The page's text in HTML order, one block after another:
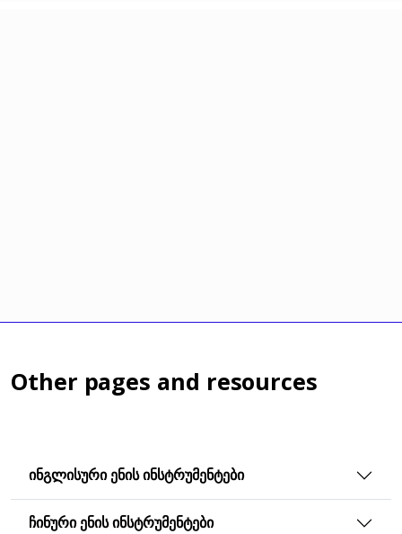
Other pages and resources
ᲘᲜᲒᲚᲘᲡᲣᲠᲘ ᲔᲜᲘᲡ ᲘᲜᲡᲢᲠᲣᲛᲔᲜᲢᲔᲑᲘ
ᲩᲘᲜᲣᲠᲘ ᲔᲜᲘᲡ ᲘᲜᲡᲢᲠᲣᲛᲔᲜᲢᲔᲑᲘ